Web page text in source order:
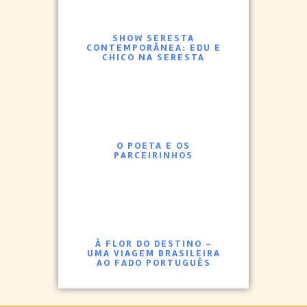
SHOW SERESTA
CONTEMPORÂNEA: EDU E
CHICO NA SERESTA
O POETA E OS
PARCEIRINHOS
À FLOR DO DESTINO –
UMA VIAGEM BRASILEIRA
AO FADO PORTUGUÊS